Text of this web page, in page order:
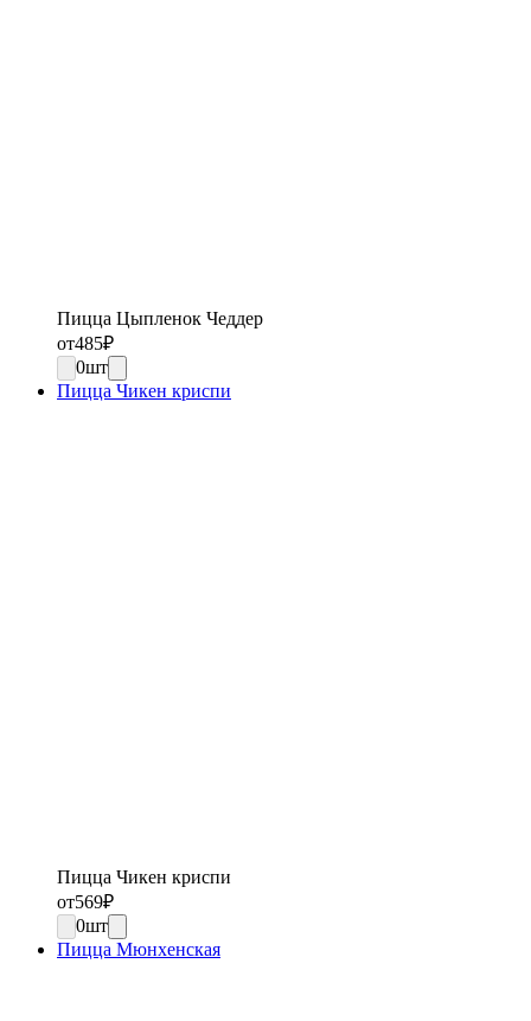
Пицца Цыпленок Чеддер
от485₽
0шт
Пицца Чикен криспи
Пицца Чикен криспи
от569₽
0шт
Пицца Мюнхенская